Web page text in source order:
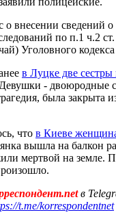
о внесении сведений
по п.1 ч.2
Уголовного
в Луцке две
- двоюродные
была закрыта
что в Киеве
вышла на балкон
мертвой на земле.
в
t.me/korrespondentnet